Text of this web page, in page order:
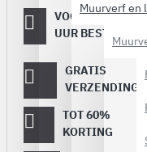
Muurverf en
VOOR 16:00
UUR BESTELD
GRATIS
VERZENDING
TOT 60%
KORTING